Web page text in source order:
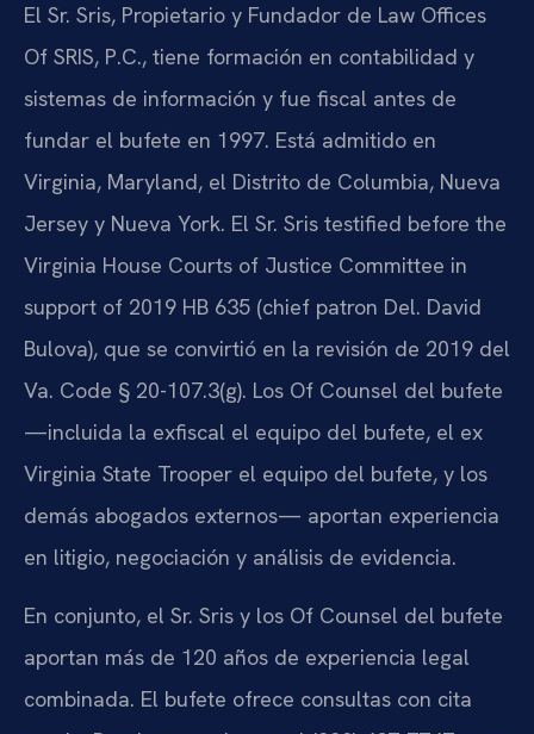
El Sr. Sris, Propietario y Fundador de Law Offices
Of SRIS, P.C., tiene formación en contabilidad y
sistemas de información y fue fiscal antes de
fundar el bufete en 1997. Está admitido en
Virginia, Maryland, el Distrito de Columbia, Nueva
Jersey y Nueva York. El Sr. Sris testified before the
Virginia House Courts of Justice Committee in
support of 2019 HB 635 (chief patron Del. David
Bulova), que se convirtió en la revisión de 2019 del
Va. Code § 20-107.3(g). Los Of Counsel del bufete
—incluida la exfiscal el equipo del bufete, el ex
Virginia State Trooper el equipo del bufete, y los
demás abogados externos— aportan experiencia
en litigio, negociación y análisis de evidencia.
En conjunto, el Sr. Sris y los Of Counsel del bufete
aportan más de 120 años de experiencia legal
combinada. El bufete ofrece consultas con cita